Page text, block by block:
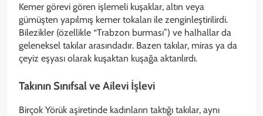
Kemer görevi gören işlemeli kuşaklar, altın veya
gümüşten yapılmış kemer tokaları ile zenginleştirilirdi.
Bilezikler (özellikle “Trabzon burması”) ve halhallar da
geleneksel takılar arasındadır. Bazen takılar, miras ya da
çeyiz eşyası olarak kuşaktan kuşağa aktarılırdı.
Takının Sınıfsal ve Ailevi İşlevi
Birçok Yörük aşiretinde kadınların taktığı takılar, aynı